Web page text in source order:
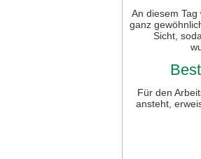
An diesem
ganz
Sicht,
Für den
ansteht,